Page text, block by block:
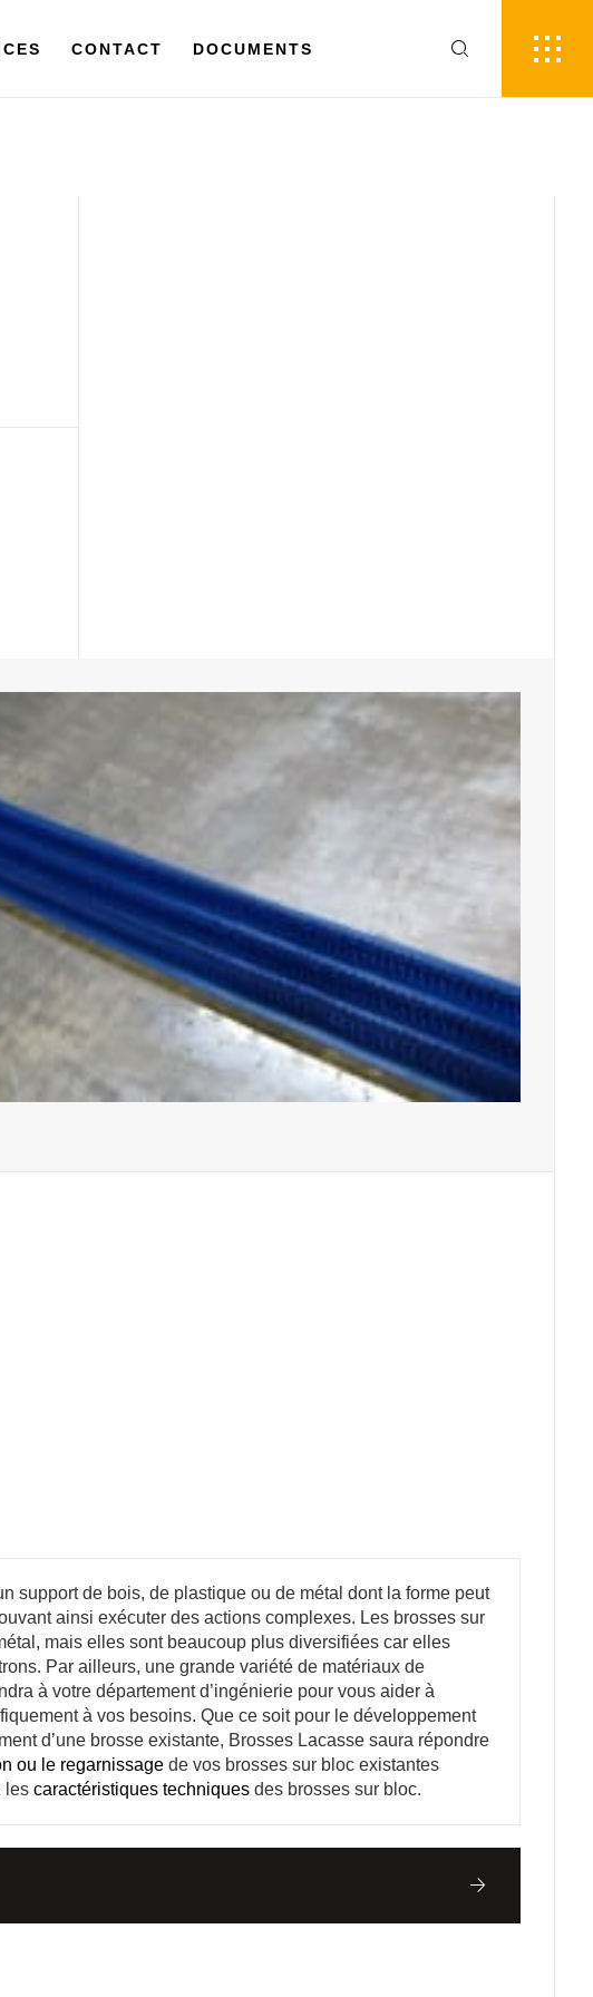
CONTACT DOCUMENTS EN
CONTACT DOCUMENTS
support de bois, de plastique ou de métal dont la forme peut
ainsi exécuter des actions complexes. Les brosses sur
mais elles sont beaucoup plus diversifiées car elles
Par ailleurs, une grande variété de matériaux de
à votre département d’ingénierie pour vous aider à
à vos besoins. Que ce soit pour le développement
d’une brosse existante, Brosses Lacasse saura répondre
ou le regarnissagede vos brosses sur bloc existantes
les caractéristiques techniquesdes brosses sur bloc.